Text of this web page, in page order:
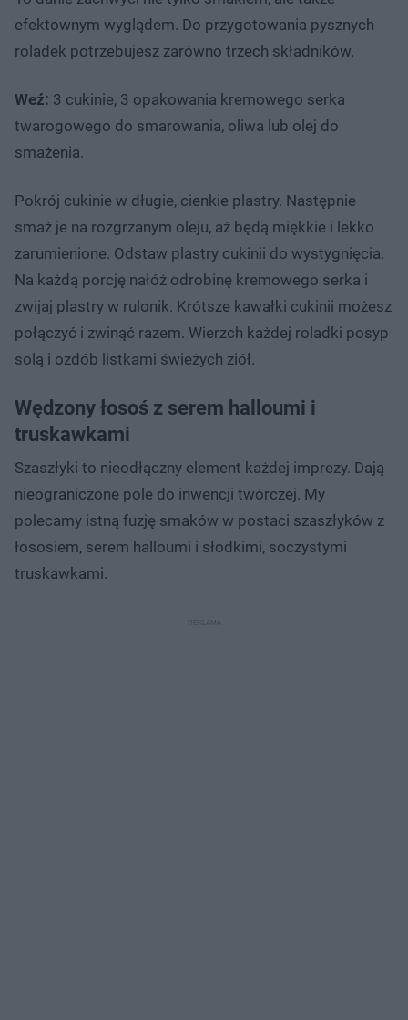
efektownym wyglądem. Do przygotowania pysznych
roladek potrzebujesz zarówno trzech składników.
Weź: 3 cukinie, 3 opakowania kremowego serka
twarogowego do smarowania, oliwa lub olej do
smażenia.
Pokrój cukinie w długie, cienkie plastry. Następnie
smaż je na rozgrzanym oleju, aż będą miękkie i lekko
zarumienione. Odstaw plastry cukinii do wystygnięcia.
Na każdą porcję nałóż odrobinę kremowego serka i
zwijaj plastry w rulonik. Krótsze kawałki cukinii możesz
połączyć i zwinąć razem. Wierzch każdej roladki posyp
solą i ozdób listkami świeżych ziół.
Wędzony łosoś z serem halloumi i
truskawkami
Szaszłyki to nieodłączny element każdej imprezy. Dają
nieograniczone pole do inwencji twórczej. My
polecamy istną fuzję smaków w postaci szaszłyków z
łososiem, serem halloumi i słodkimi, soczystymi
truskawkami.